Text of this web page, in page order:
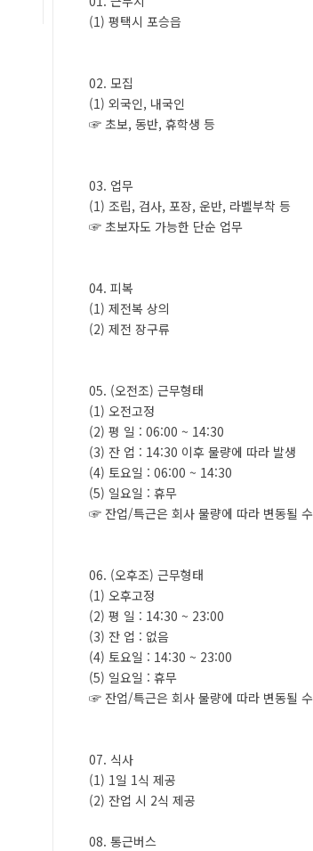
(1) 평택시 포승읍
02. 모집
(1) 외국인, 내국인
☞ 초보, 동반, 휴학생 등
03. 업무
(1) 조립, 검사, 포장, 운반, 라벨부착 등
☞ 초보자도 가능한 단순 업무
04. 피복
(1) 제전복 상의
(2) 제전 장구류
05. (오전조) 근무형태
(1) 오전고정
(2) 평 일 : 06:00 ~ 14:30
(3) 잔 업 : 14:30 이후 물량에 따라 발생
(4) 토요일 : 06:00 ~ 14:30
(5) 일요일 : 휴무
☞ 잔업/특근은 회사 물량에 따라 변동될
06. (오후조) 근무형태
(1) 오후고정
(2) 평 일 : 14:30 ~ 23:00
(3) 잔 업 : 없음
(4) 토요일 : 14:30 ~ 23:00
(5) 일요일 : 휴무
☞ 잔업/특근은 회사 물량에 따라 변동될
07. 식사
(1) 1일 1식 제공
(2) 잔업 시 2식 제공
08. 통근버스